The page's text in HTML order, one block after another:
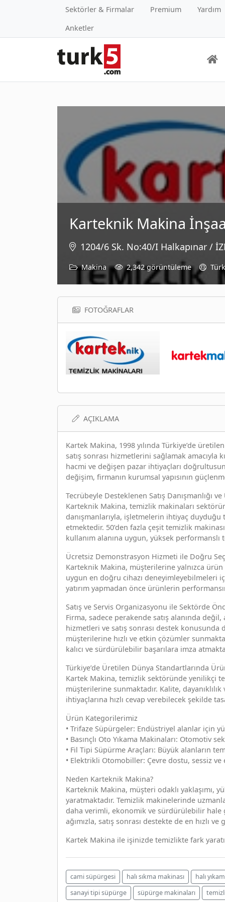
Sektörler & Firmalar Premium Yardım
Anketler
Karteknik Makina
1204/6 Sk. No:40/I Halkapınar /
Makina 2,342 görüntüleme
FOTOĞRAFLAR
AÇIKLAMA
Kartek Makina, 1998 yılında Türkiye’de
satış sonrası hizmetlerini sağlamak
hacmi ve değişen pazar ihtiyaçları
değişim, firmanın kurumsal yapısının
Tecrübeyle Desteklenen Satış Danışmanlığı
Karteknik Makina, temizlik makinaları
danışmanlarıyla, işletmelerin ihtiyaç
etmektedir. 50’den fazla çeşit temizlik
kullanım alanına uygun, yüksek
Ücretsiz Demonstrasyon Hizmeti ile Doğru
Karteknik Makina, müşterilerine yalnızca ürün
uygun en doğru cihazı deneyimleyebilmeleri
yatırım yapmadan önce ürünlerin
Satış ve Servis Organizasyonu ile Sektörde
Firma, sadece perakende satış alanında
hizmetleri ve satış sonrası destek
müşterilerine hızlı ve etkin çözümler
kalıcı ve sürdürülebilir başarılara imza
Türkiye’de Üretilen Dünya Standartlarında
Kartek Makina, temizlik sektöründe yenilikçi
müşterilerine sunmaktadır. Kalite,
ihtiyaçlarına hızlı cevap verebilecek şekilde
Ürün Kategorilerimiz
• Trifaze Süpürgeler: Endüstriyel alanlar için
• Basınçlı Oto Yıkama Makinaları: Otomotiv
• Fil Tipi Süpürme Araçları: Büyük alanların
• Elektrikli Otomobiller: Çevre dostu, sessiz
Neden Karteknik Makina?
Karteknik Makina, müşteri odaklı yaklaşımı,
yaratmaktadır. Temizlik makinelerinde
daha verimli, ekonomik ve sürdürülebilir hale
ağımızla, satış sonrası destekte de en hızlı
Kartek Makina ile işinizde temizlikte fark
cami süpürgesi halı sıkma makinası halı
sanayi tipi süpürge
süpürge makinaları